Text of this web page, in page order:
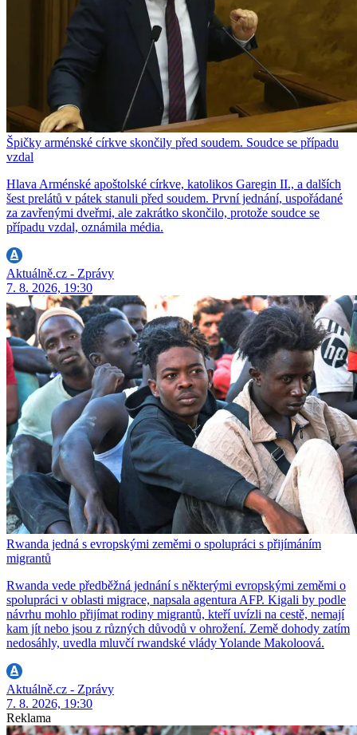
Špičky arménské církve skončily před soudem. Soudce se případu
vzdal
Hlava Arménské apoštolské církve, katolikos Garegin II., a dalších
šest prelátů v pátek stanuli před soudem. První jednání, uspořádané
za zavřenými dveřmi, ale zakrátko skončilo, protože soudce se
případu vzdal, oznámila média.
Aktuálně.cz - Zprávy
7. 8. 2026, 19:30
Rwanda jedná s evropskými zeměmi o spolupráci s přijímáním
migrantů
Rwanda vede předběžná jednání s některými evropskými zeměmi o
spolupráci v oblasti migrace, napsala agentura AFP. Kigali by podle
návrhu mohlo přijímat rodiny migrantů, kteří uvízli na cestě, nemají
kam jít nebo jsou z různých důvodů v ohrožení. Země dohody zatím
nedosáhly, uvedla mluvčí rwandské vlády Yolande Makoloová.
Aktuálně.cz - Zprávy
7. 8. 2026, 19:30
Reklama